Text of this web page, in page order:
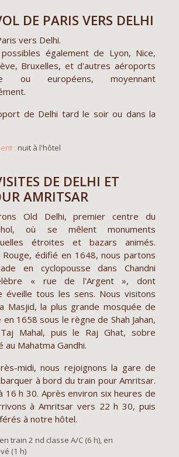
DE PARIS VERS DELHI
vers Delhi.
également de Lyon, Nice,
Bruxelles, et d'autres aéroports
ou européens, moyennant
de Delhi tard le soir ou dans la
: nuit à l'hôtel
DE DELHI ET
AMRITSAR
Old Delhi, premier centre du
où se mêlent monuments
étroites et bazars animés.
édifié en 1648, nous partons
en cyclopousse dans Chandni
« rue de l'Argent », dont
éveille tous les sens. Nous visitons
Masjid, la plus grande mosquée de
1658 sous le règne de Shah Jahan,
Mahal, puis le Raj Ghat, sobre
au Mahatma Gandhi.
midi, nous rejoignons la gare de
à bord du train pour Amritsar.
16 h 30. Après environ six heures de
à Amritsar vers 22 h 30, puis
à notre hôtel.
en train 2 nd classe A/C (6 h), en
(1 h)